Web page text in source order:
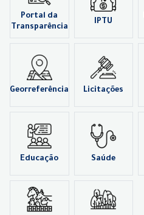
Portal da
Transparência
IPTU
Georreferência Licitações
Educação Saúde